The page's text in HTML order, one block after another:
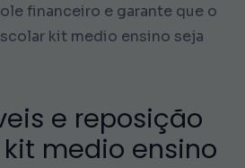
financeiro e garante que o
kit medio ensino seja
e reposição
medio ensino